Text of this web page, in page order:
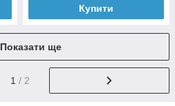
Купити
Показати ще
1 / 2